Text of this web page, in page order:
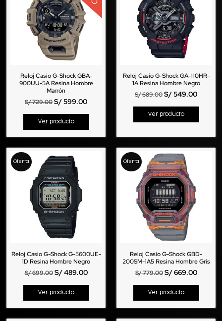
Reloj Casio G-Shock GBA-
900UU-5A Resina Hombre
Marrón
S/729.00S/599.00
Ver producto
Reloj Casio G-Shock GA-110HR-
1A Resina Hombre Negro
S/689.00S/549.00
Ver producto
Oferta
Reloj Casio G-Shock G-5600UE-
1D Resina Hombre Negro
S/699.00 S/489.00
Ver producto
Oferta
Reloj Casio G-Shock GBD-
200SM-1A5 Resina Hombre Gris
S/779.00 S/669.00
Ver producto